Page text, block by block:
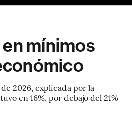
mínimos
2026, explicada por la
en 16%, por debajo del 21%